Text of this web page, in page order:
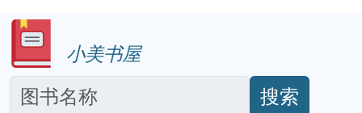
小美书屋
搜索